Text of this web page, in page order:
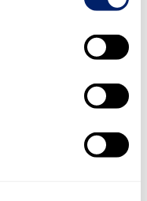
1’689
-4’104
1’166
-2’390
–